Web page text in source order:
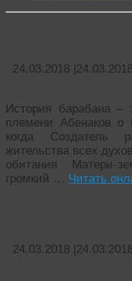
24.03.2018 |24.03.2018
История барабана –
племени Абенаков о
когда Создатель
жительства всех
обитания Матери-
громкий … Читать
24.03.2018 |24.03.2018